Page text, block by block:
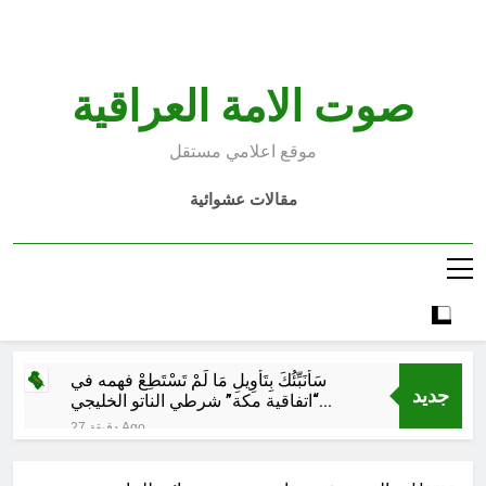
صوت الامة العراقية
موقع اعلامي مستقل
مقالات عشوائية
جديد
سَأُنَبِّئُكَ بِتَأْوِيلِ مَا لَمْ تَسْتَطِعْ فهمه في
“اتفاقية مكة” شرطي الناتو الخليجي
النووي الجديد لتحجيم دور إيران وفصائلها
الولائية وحتى إسرائيل؟
27 دقيقة Ago